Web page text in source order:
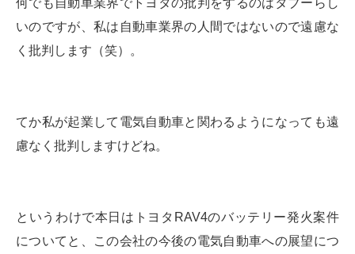
いのですが、私は自動車業界の人間ではないので遠慮な
く批判します（笑）。
てか私が起業して電気自動車と関わるようになっても遠
慮なく批判しますけどね。
というわけで本日はトヨタRAV4のバッテリー発火案件
についてと、この会社の今後の電気自動車への展望につ